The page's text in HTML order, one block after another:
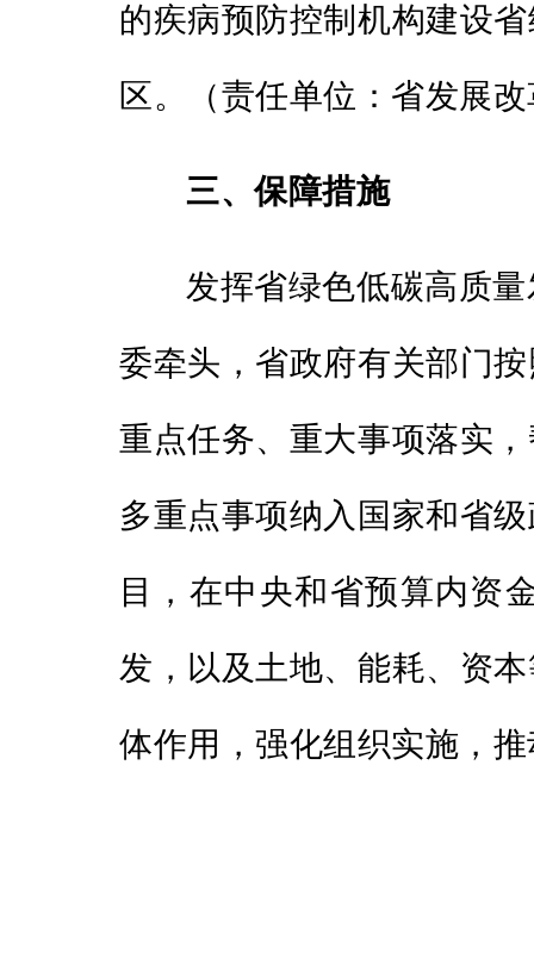
的疾病预防控制机构建设
区。（责任单位：省发展
三、保障措施
发挥省绿色低碳高质
委牵头，省政府有关部门
重点任务、重大事项落实
多重点事项纳入国家和省
目，在中央和省预算内资
发，以及土地、能耗、资
体作用，强化组织实施，